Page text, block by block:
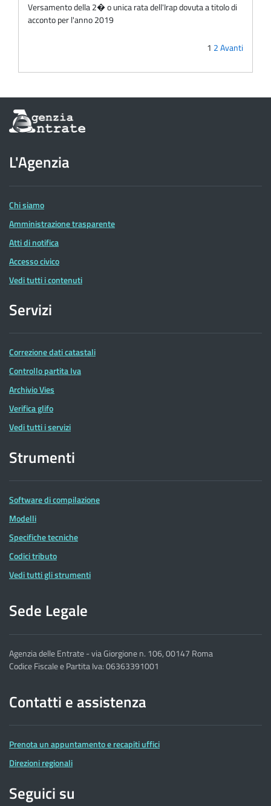
Versamento della 2� o unica rata dell'Irap dovuta a titolo di
acconto per l'anno 2019
1 2Avanti
Informazioni
sul
dell'Agenzia
delle
Entrate
L'Agenzia
Chi siamo
Amministrazione trasparente
Atti di notifica
Accesso civico
Vedi tutti i contenuti
Servizi
Correzione dati catastali
Controllo partita Iva
Archivio Vies
Verifica glifo
Vedi tutti i servizi
Strumenti
Software di compilazione
Modelli
Specifiche tecniche
Codici tributo
Vedi tutti gli strumenti
Sede Legale
Agenzia delle Entrate - via Giorgione n. 106, 00147 Roma
Codice Fiscale e Partita Iva: 06363391001
Contatti e assistenza
Prenota un appuntamento e recapiti uffici
Direzioni regionali
Seguici su